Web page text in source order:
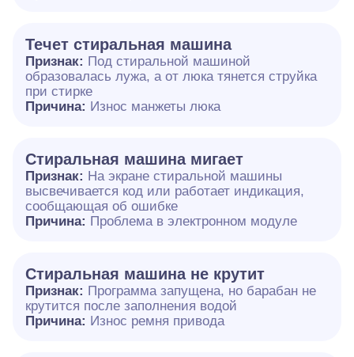
Течет стиральная машина
Признак: Под стиральной машиной
образовалась лужа, а от люка тянется струйка
при стирке
Причина: Износ манжеты люка
Стиральная машина мигает
Признак: На экране стиральной машины
высвечивается код или работает индикация,
сообщающая об ошибке
Причина: Проблема в электронном модуле
Стиральная машина не крутит
Признак: Программа запущена, но барабан не
крутится после заполнения водой
Причина: Износ ремня привода